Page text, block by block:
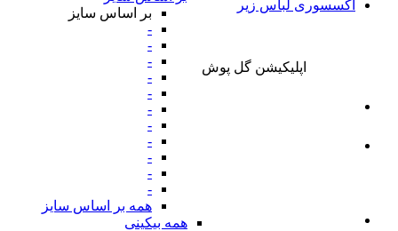
بر اساس سایز
-
-
-
-
-
-
-
-
-
-
-
همه بر اساس سایز
همه بیکینی
اکسسوری لباس زیر
اپلیکیشن گل پوش